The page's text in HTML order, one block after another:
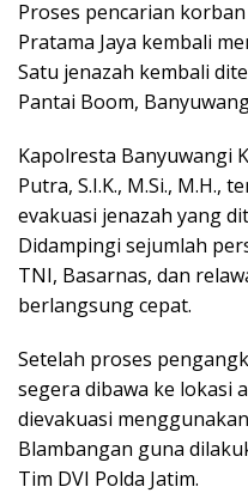
Proses pencarian
Pratama Jaya kembali
Satu jenazah kembali
Pantai Boom,
Kapolresta Banyuwangi
Putra, S.I.K., M.Si., M.H.,
evakuasi jenazah yang
Didampingi sejumlah
TNI, Basarnas, dan
berlangsung cepat.
Setelah proses
segera dibawa ke lokasi
dievakuasi
Blambangan guna
Tim DVI Polda Jatim.